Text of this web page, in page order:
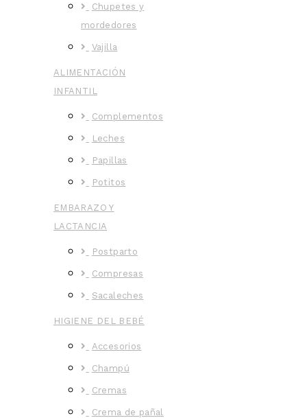
Chupetes y
mordedores
Vajilla
ALIMENTACIÓN
INFANTIL
Complementos
Leches
Papillas
Potitos
EMBARAZO Y
LACTANCIA
Postparto
Compresas
Sacaleches
HIGIENE DEL BEBÉ
Accesorios
Champú
Cremas
Crema de pañal